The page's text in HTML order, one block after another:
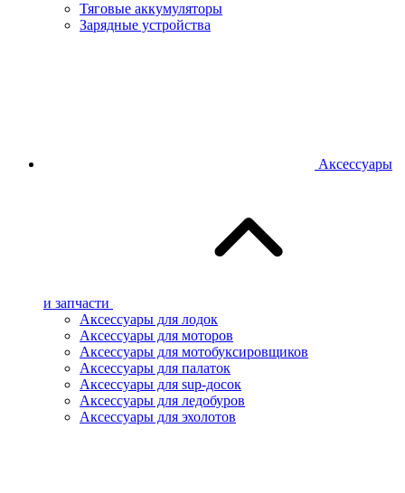
Тяговые аккумуляторы
Зарядные устройства
Аксессуары
и запчасти
Аксессуары для лодок
Аксессуары для моторов
Аксессуары для мотобуксировщиков
Аксессуары для палаток
Аксессуары для sup-досок
Аксессуары для ледобуров
Аксессуары для эхолотов